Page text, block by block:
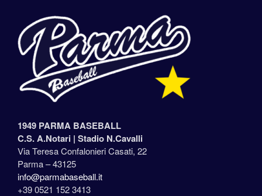
1949 PARMA BASEBALL
C.S. A.Notari | Stadio N.Cavalli
Via Teresa Confalonieri Casati, 22
Parma – 43125
info@parmabaseball.it
+39 0521 152 3413